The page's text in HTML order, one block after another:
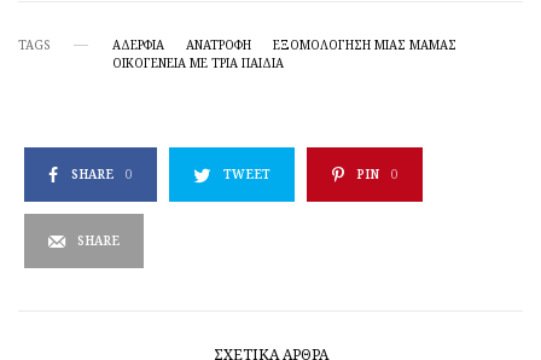
TAGS ΑΔΕΡΦΙΑ ΑΝΑΤΡΟΦΗ
ΕΞΟΜΟΛΌΓΗΣΗ ΜΙΑΣ ΜΑΜΆΣ
ΟΙΚΟΓΈΝΕΙΑ ΜΕ ΤΡΊΑ ΠΑΙΔΙΆ
SHARE 0 TWEET PIN 0
SHARE
ΣΧΕΤΙΚΆ ΆΡΘΡΑ